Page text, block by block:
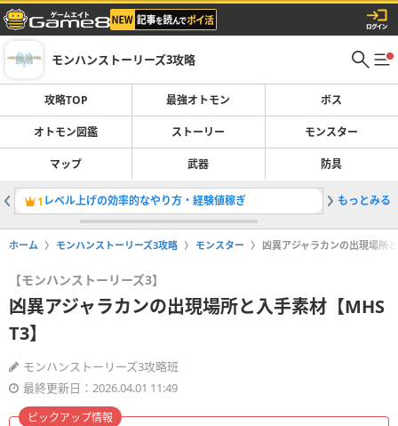
モンハンストーリーズ3攻略
攻略TOP 最強オトモン ボス
オトモン図鑑 ストーリー モンスター
マップ 武器 防具
1 レベル上げの効率的なやり方・経験値稼ぎ 2最強オ
もっとみる
ホーム モンハンストーリーズ3攻略 モンスター 凶異アジャラカンの出現場所
【モンハンストーリーズ3】
凶異アジャラカンの出現場所と入手素材【MHS
T3】
モンハンストーリーズ3攻略班
最終更新日：2026.04.01 11:49
ピックアップ情報